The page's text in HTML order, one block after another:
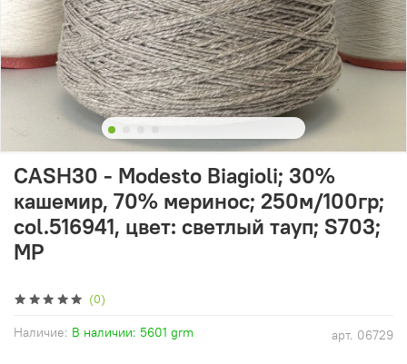
(0)
арт. 06729
Наличие: В наличии: 5601 grm
CASH30 - Modesto Biagioli; 30%
кашемир, 70% меринос; 250м/100гр;
col.516941, цвет: светлый тауп; S703;
MP